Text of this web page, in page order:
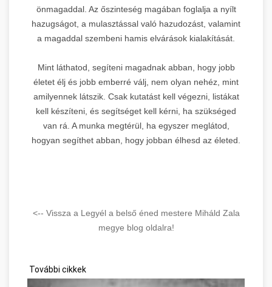
önmagaddal. Az őszinteség magában foglalja a nyílt
hazugságot, a mulasztással való hazudozást, valamint
a magaddal szembeni hamis elvárások kialakítását.
Mint láthatod, segíteni magadnak abban, hogy jobb
életet élj és jobb emberré válj, nem olyan nehéz, mint
amilyennek látszik. Csak kutatást kell végezni, listákat
kell készíteni, és segítséget kell kérni, ha szükséged
van rá. A munka megtérül, ha egyszer meglátod,
hogyan segíthet abban, hogy jobban élhesd az életed.
<-- Vissza a Legyél a belső éned mestere Miháld Zala
megye blog oldalra!
További cikkek